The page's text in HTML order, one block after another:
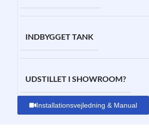
INDBYGGET TANK
UDSTILLET I SHOWROOM?
Installationsvejledning & Manual